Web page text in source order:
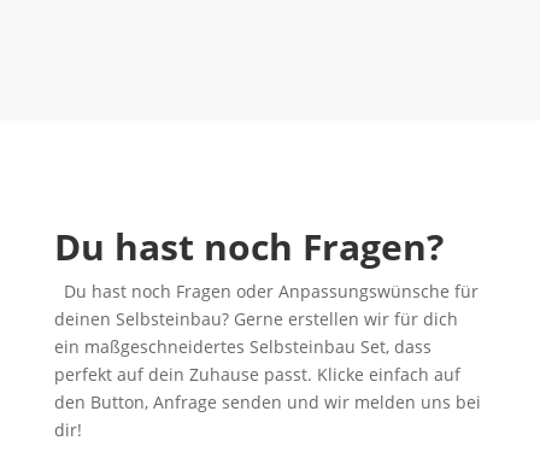
Du hast noch Fragen?
Du hast noch Fragen oder Anpassungswünsche für
deinen Selbsteinbau? Gerne erstellen wir für dich
ein maßgeschneidertes Selbsteinbau Set, dass
perfekt auf dein Zuhause passt. Klicke einfach auf
den Button, Anfrage senden und wir melden uns bei
dir!